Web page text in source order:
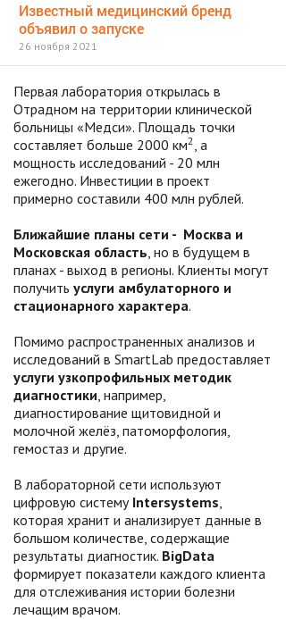
Известный медицинский бренд
объявил о запуске
26 ноября 2021
Первая лаборатория открылась в
Отрадном на территории клинической
больницы «Медси». Площадь точки
составляет больше 2000 км2, а
мощность исследований - 20 млн
ежегодно. Инвестиции в проект
примерно составили 400 млн рублей.
Ближайшие планы сети - Москва и
Московская область, но в будущем в
планах - выход в регионы. Клиенты могут
получить услуги амбулаторного и
стационарного характера.
Помимо распространенных анализов и
исследований в SmartLab предоставляет
услуги узкопрофильных методик
диагностики, например,
диагностирование щитовидной и
молочной желёз, патоморфология,
гемостаз и другие.
В лабораторной сети используют
цифровую систему Intersystems,
которая хранит и анализирует данные в
большом количестве, содержащие
результаты диагностик. BigData
формирует показатели каждого клиента
для отслеживания истории болезни
лечащим врачом.